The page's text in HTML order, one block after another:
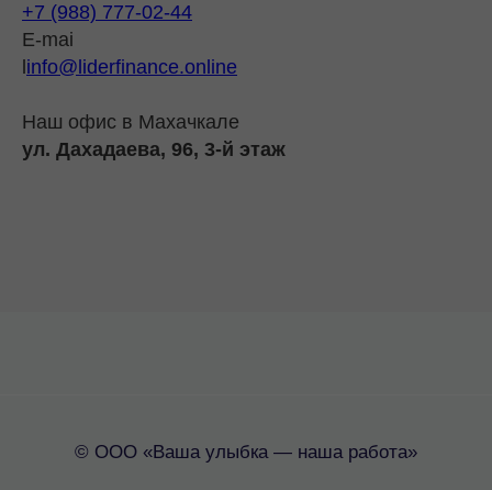
+7 (988) 777-02-44
E-mai
info@liderfinance.online
Наш офис в Махачкале
ул. Дахадаева, 96, 3-й этаж